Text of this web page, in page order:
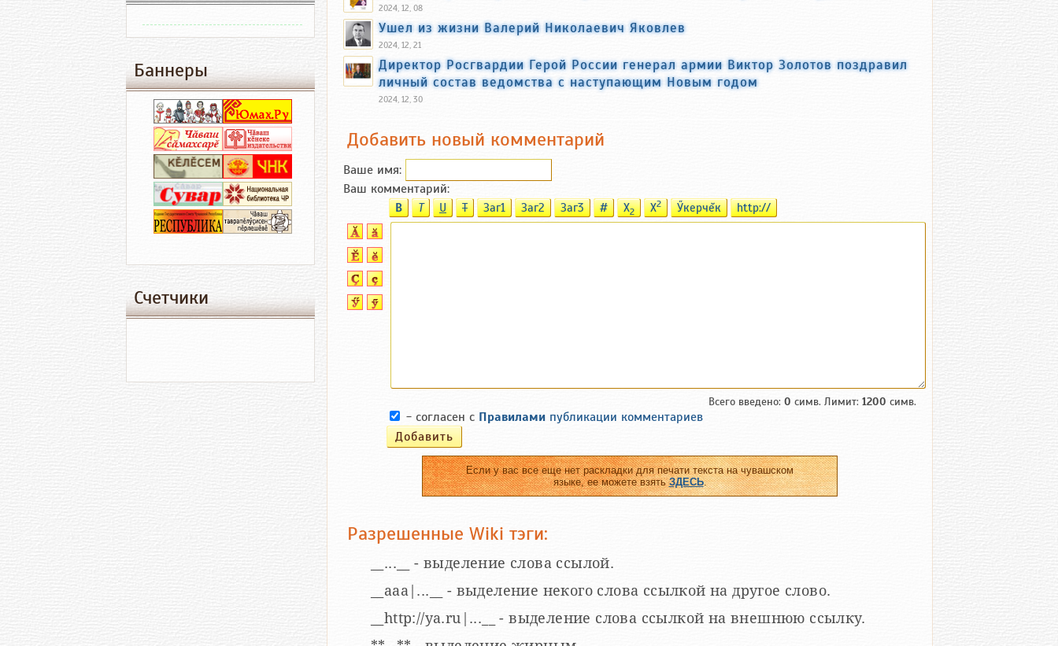
2024, 12, 08
Ушел из жизни Валерий Николаевич Яковлев
2024, 12, 21
Директор Росгвардии Герой России генерал армии Виктор Золотов поздравил
личный состав ведомства с наступающим Новым годом
2024, 12, 30
Добавить новый комментарий
Ваше имя:
Ваш комментарий:
B T U T Заг1 Заг2 Заг3 # X2 X2 Ӳкерчĕк http://
Всего введено: 0 симв. Лимит: 1200 симв.
- согласен с Правилами публикации комментариев
Если у вас все еще нет раскладки для печати текста на чувашском
языке, ее можете взятьЗДЕСЬ.
Разрешенные Wiki тэги:
__...__ - выделение слова ссылой.
__aaa|...__ - выделение некого слова ссылкой на другое слово.
__http://ya.ru|...__ - выделение слова ссылкой на внешнюю ссылку.
Баннеры
Счетчики